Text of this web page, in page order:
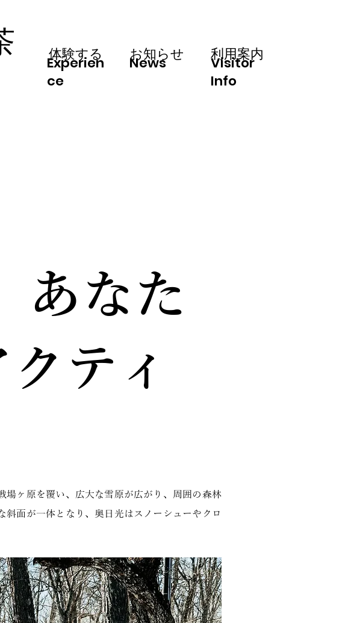
News
お知らせ
Visitor
Info
利用案内
Experien
ce
体験する
なた
ティ
場ヶ原を覆い、広大な雪原が広がり、周囲の森林
面が一体となり、奥日光はスノーシューやクロ